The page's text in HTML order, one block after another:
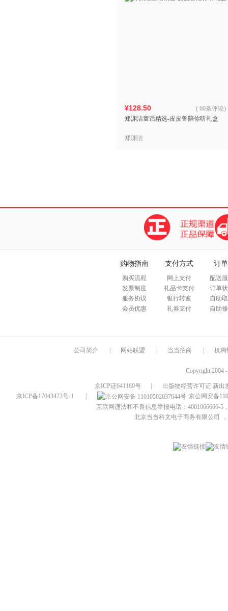
¥128.50
郑渊洁童话精选-皮皮鲁陪你听礼盒
( 60条评论)
郑渊洁
购物指南
购买流程
发票制度
服务协议
会员优惠
支付方式
网上支付
礼品卡支付
银行转账
礼券支付
订
配送
订单
自助
自助
公司简介 网站联盟 当当招商 机构
Copyright 2004
京ICP证041189号
出版物经营许可证 新出
京ICP备17043473号-1
京公网安备
互联网违法和不良信息举报电话：4001066666-5
北京当当科文电子商务有限公司